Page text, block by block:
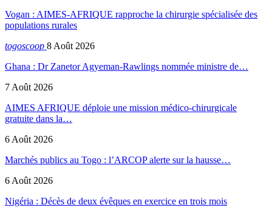
Vogan : AIMES-AFRIQUE rapproche la chirurgie spécialisée des
populations rurales
togoscoop 8 Août 2026
Ghana : Dr Zanetor Agyeman-Rawlings nommée ministre de…
7 Août 2026
AIMES AFRIQUE déploie une mission médico-chirurgicale
gratuite dans la…
6 Août 2026
Marchés publics au Togo : l’ARCOP alerte sur la hausse…
6 Août 2026
Nigéria : Décès de deux évêques en exercice en trois mois